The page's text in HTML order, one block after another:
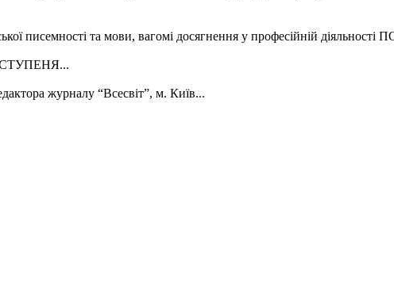
писемності та мови, вагомі досягнення у професійній
журналу “Всесвіт”, м. Київ...